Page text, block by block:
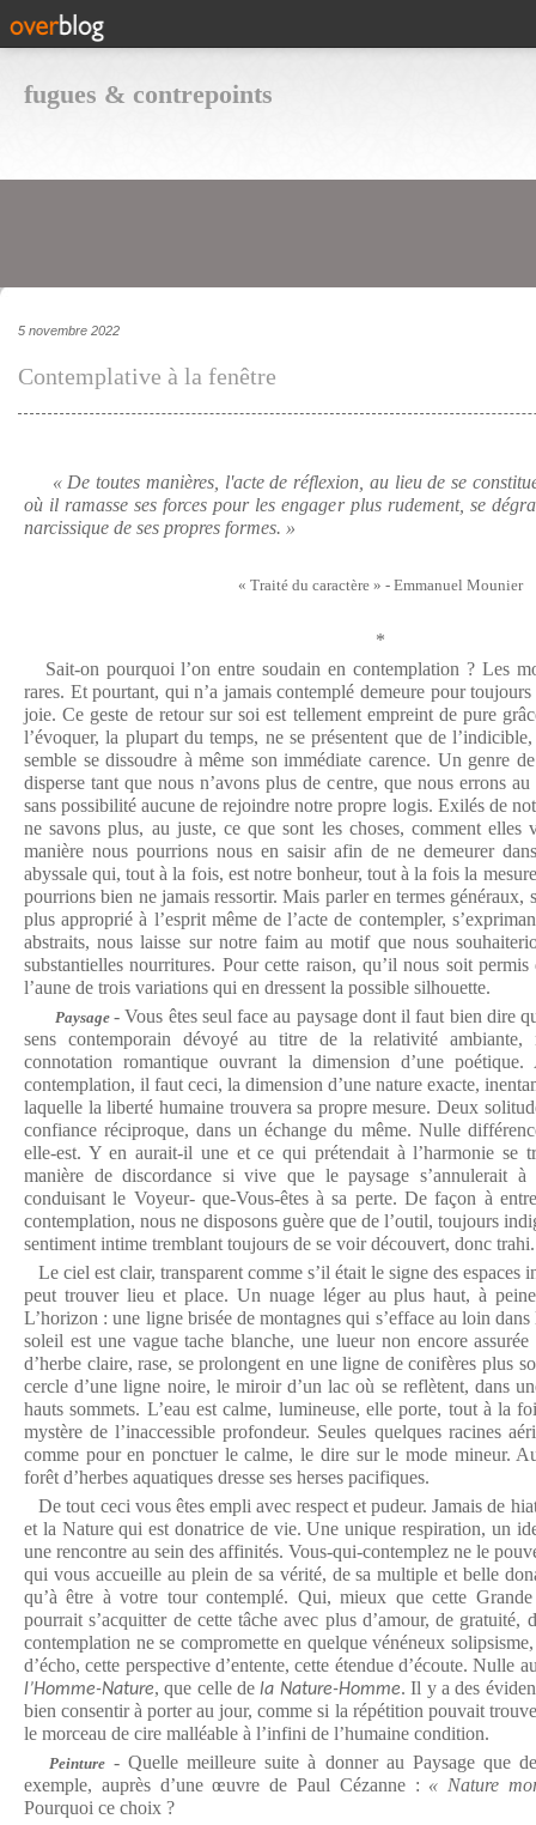
fugues & contrepoints
5 novembre 2022
Contemplative à la fenêtre
« De toutes manières, l'acte de réflexion, au lieu de se
où il ramasse ses forces pour les engager plus rudement, se
narcissique de ses propres formes. »
« Traité du caractère » - Emmanuel Mounier
*
Sait-on pourquoi l’on entre soudain en contemplation ? Les
rares. Et pourtant, qui n’a jamais contemplé demeure pour
joie. Ce geste de retour sur soi est tellement empreint de pure
l’évoquer, la plupart du temps, ne se présentent que de
semble se dissoudre à même son immédiate carence. Un genre
disperse tant que nous n’avons plus de centre, que nous errons
sans possibilité aucune de rejoindre notre propre logis. Exilés de
ne savons plus, au juste, ce que sont les choses, comment elles
manière nous pourrions nous en saisir afin de ne demeurer
abyssale qui, tout à la fois, est notre bonheur, tout à la fois la
pourrions bien ne jamais ressortir. Mais parler en termes généraux,
plus approprié à l’esprit même de l’acte de contempler,
abstraits, nous laisse sur notre faim au motif que nous
substantielles nourritures. Pour cette raison, qu’il nous soit
l’aune de trois variations qui en dressent la possible silhouette.
Paysage - Vous êtes seul face au paysage dont il faut bien dire
sens contemporain dévoyé au titre de la relativité
connotation romantique ouvrant la dimension d’une
contemplation, il faut ceci, la dimension d’une nature exacte,
laquelle la liberté humaine trouvera sa propre mesure. Deux
confiance réciproque, dans un échange du même. Nulle
elle-est. Y en aurait-il une et ce qui prétendait à l’harmonie se
manière de discordance si vive que le paysage s’annulerait à
conduisant le Voyeur- que-Vous-êtes à sa perte. De façon à
contemplation, nous ne disposons guère que de l’outil, toujours
sentiment intime tremblant toujours de se voir découvert, donc trahi.
Le ciel est clair, transparent comme s’il était le signe des espaces
peut trouver lieu et place. Un nuage léger au plus haut, à
L’horizon : une ligne brisée de montagnes qui s’efface au loin
soleil est une vague tache blanche, une lueur non encore
d’herbe claire, rase, se prolongent en une ligne de conifères plus
cercle d’une ligne noire, le miroir d’un lac où se reflètent, dans
hauts sommets. L’eau est calme, lumineuse, elle porte, tout à la
mystère de l’inaccessible profondeur. Seules quelques racines
comme pour en ponctuer le calme, le dire sur le mode mineur.
forêt d’herbes aquatiques dresse ses herses pacifiques.
De tout ceci vous êtes empli avec respect et pudeur. Jamais de
et la Nature qui est donatrice de vie. Une unique respiration, un
une rencontre au sein des affinités. Vous-qui-contemplez ne le
qui vous accueille au plein de sa vérité, de sa multiple et belle
qu’à être à votre tour contemplé. Qui, mieux que cette Grande
pourrait s’acquitter de cette tâche avec plus d’amour, de gratuité,
contemplation ne se compromette en quelque vénéneux
d’écho, cette perspective d’entente, cette étendue d’écoute. Nulle
l’Homme-Nature, que celle de la Nature-Homme. Il y a des
bien consentir à porter au jour, comme si la répétition pouvait
le morceau de cire malléable à l’infini de l’humaine condition.
Peinture - Quelle meilleure suite à donner au Paysage que
exemple, auprès d’une œuvre de Paul Cézanne : « Nature
Pourquoi ce choix ?